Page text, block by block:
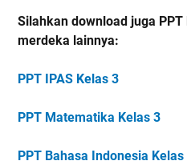
Silahkan download juga
merdeka lainnya:
PPT IPAS Kelas 3
PPT Matematika Kelas 3
PPT Bahasa Indonesia Kelas